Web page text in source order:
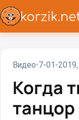
Видео 7-01-2019,
Когда
танцор